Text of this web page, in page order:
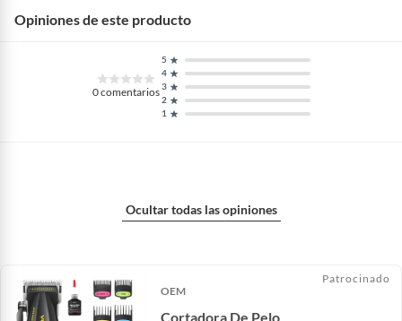
Opiniones de este producto
0comentarios
1
2
3
4
5
Ocultar todas las opiniones
OEM
Cortadora De Pelo
Patrocinado